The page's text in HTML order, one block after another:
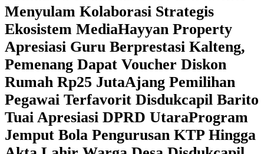
Menyulam Kolaborasi Strategis
Ekosistem MediaHayyan Property
Apresiasi Guru Berprestasi Kalteng,
Pemenang Dapat Voucher Diskon
Rumah Rp25 JutaAjang Pemilihan
Pegawai Terfavorit Disdukcapil Barito
Tuai Apresiasi DPRD UtaraProgram
Jemput Bola Pengurusan KTP Hingga